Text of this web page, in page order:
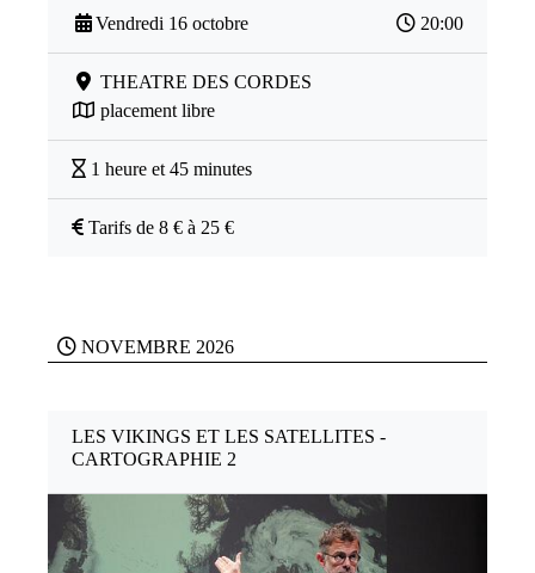
Vendredi 16 octobre 20:00
THEATRE DES CORDES
placement libre
1 heure et 45 minutes
Tarifs de 8 € à 25 €
NOVEMBRE 2026
LES VIKINGS ET LES SATELLITES -
CARTOGRAPHIE 2